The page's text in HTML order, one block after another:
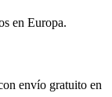
en Europa.
envío gratuito en